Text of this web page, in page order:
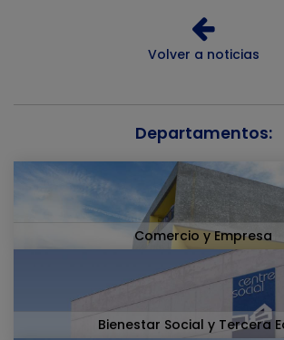
Volver a noticias
Departamentos:
Comercio y Empresa
Bienestar Social y Tercera